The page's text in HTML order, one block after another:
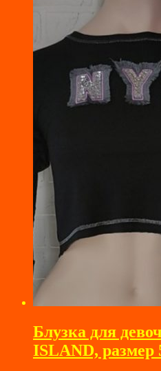
Блузка для
ISLAND, размер